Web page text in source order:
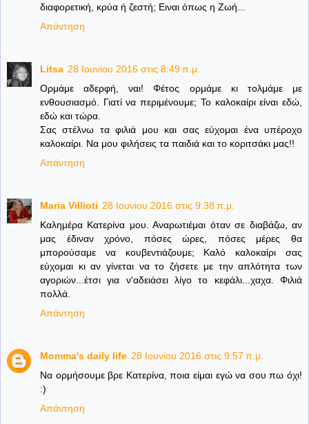
διαφορετική, κρύα ή ζεστή; Ειναι όπως η Ζωή...
Απάντηση
Litsa 28 Ιουνίου 2016 στις 8:49 π.μ.
Ορμάμε αδερφή, ναι! Φέτος ορμάμε κι τολμάμε με
ενθουσιασμό. Γιατί να περιμένουμε; Το καλοκαίρι είναι εδώ,
εδώ και τώρα.
Σας στέλνω τα φιλιά μου και σας εύχομαι ένα υπέροχο
καλοκαίρι. Να μου φιλήσεις τα παιδιά και το κοριτσάκι μας!!
Απάντηση
Maria Villioti 28 Ιουνίου 2016 στις 9:38 π.μ.
Καλημέρα Κατερίνα μου. Αναρωτιέμαι όταν σε διαβάζω, αν
μας έδιναν χρόνο, πόσες ώρες, πόσες μέρες θα
μπορούσαμε να κουβεντιάζουμε; Καλό καλοκαίρι σας
εύχομαι κι αν γίνεται να το ζήσετε με την απλότητα των
αγοριών...έτσι για ν'αδειάσει λίγο το κεφάλι...χαχα. Φιλιά
πολλά.
Απάντηση
Momma's daily life 28 Ιουνίου 2016 στις 9:57 π.μ.
Να ορμήσουμε βρε Κατερίνα, ποια είμαι εγώ να σου πω όχι!
:)
Απάντηση